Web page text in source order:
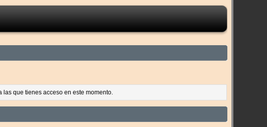
que tienes acceso en este momento.